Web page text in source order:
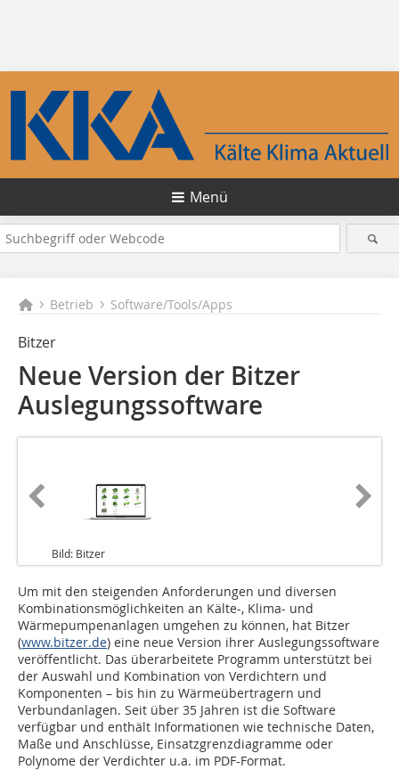
Menü
Betrieb Software/Tools/Apps
Bitzer
Neue Version der Bitzer
Auslegungssoftware
Bild: Bitzer
Um mit den steigenden Anforderungen und diversen
Kombinationsmöglichkeiten an Kälte-, Klima- und
Wärmepumpenanlagen umgehen zu können, hat Bitzer
(www.bitzer.de) eine neue Version ihrer Auslegungssoftware
veröffentlicht. Das überarbeitete Programm unterstützt bei
der Auswahl und Kombination von Verdichtern und
Komponenten – bis hin zu Wärmeübertragern und
Verbundanlagen. Seit über 35 Jahren ist die Software
verfügbar und enthält Informationen wie technische Daten,
Maße und Anschlüsse, Einsatzgrenzdiagramme oder
Polynome der Verdichter u.a. im PDF-Format.